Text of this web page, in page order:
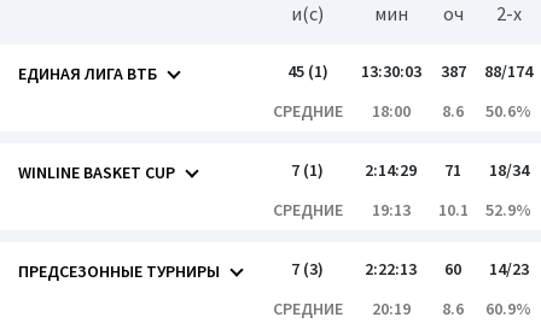
и(c) мин оч 2-x
ЕДИНАЯ ЛИГА ВТБ 45 (1) 13:30:03 387
88/174
СРЕДНИЕ
18:00 8.6 50.6%
WINLINE BASKET CUP 7 (1) 2:14:29 71
18/34
СРЕДНИЕ
19:13 10.1 52.9%
ПРЕДСЕЗОННЫЕ ТУРНИРЫ 7 (3) 2:22:13 60
14/23
СРЕДНИЕ
20:19 8.6 60.9%